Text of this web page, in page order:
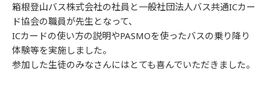
箱根登山バス株式会社の社員と一般社団法人バス共通ICカー
ド協会の職員が先生となって、
ICカードの使い方の説明やPASMOを使ったバスの乗り降り
体験等を実施しました。
参加した生徒のみなさんにはとても喜んでいただきました。